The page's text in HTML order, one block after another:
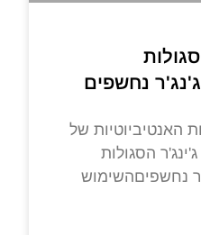
נחשפים
האנטיביוטיות של
הסגולות
נחשפיםהשימוש